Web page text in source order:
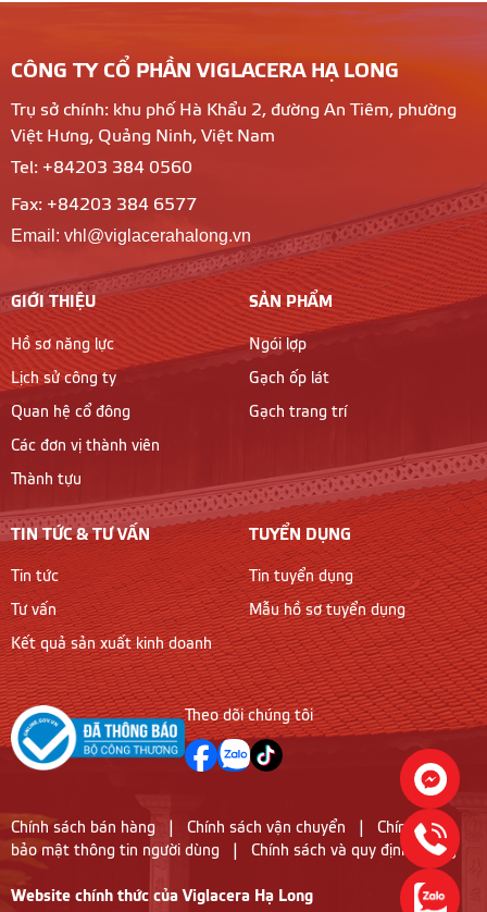
CÔNG TY CỔ PHẦN VIGLACERA HẠ LONG
Trụ sở chính: khu phố Hà Khẩu 2, đường An Tiêm, phường
Việt Hưng, Quảng Ninh, Việt Nam
Tel: +84203 384 0560
Fax: +84203 384 6577
Email: vhl@viglacerahalong.vn
GIỚI THIỆU
Hồ sơ năng lực
Lịch sử công ty
Quan hệ cổ đông
Các đơn vị thành viên
Thành tựu
SẢN PHẨM
Ngói lợp
Gạch ốp lát
Gạch trang trí
TIN TỨC & TƯ VẤN
Tin tức
Tư vấn
Kết quả sản xuất kinh doanh
TUYỂN DỤNG
Tin tuyển dụng
Mẫu hồ sơ tuyển dụng
Theo dõi chúng tôi
Chính sách bán hàng Chính sách vận chuyển
Chính sách
bảo mật thông tin người dùng
Chính sách và quy định chung
Website chính thức của Viglacera Hạ Long